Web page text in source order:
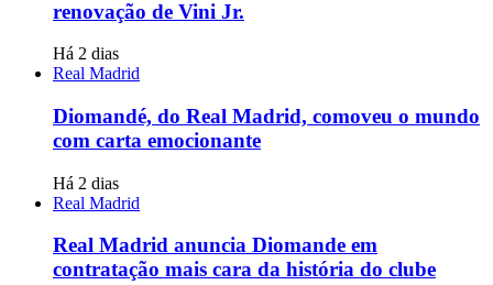
renovação de Vini Jr.
Há 2 dias
Real Madrid
Diomandé, do Real Madrid, comoveu o mundo
com carta emocionante
Há 2 dias
Real Madrid
Real Madrid anuncia Diomande em
contratação mais cara da história do clube